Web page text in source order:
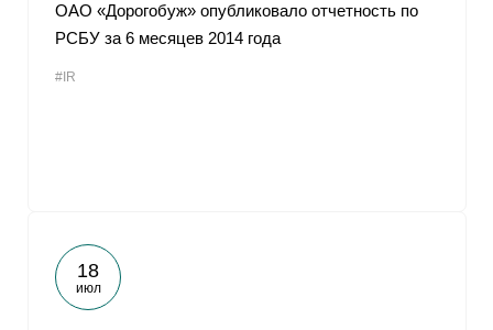
ОАО «Дорогобуж» опубликовало отчетность по
РСБУ за 6 месяцев 2014 года
#IR
18
июл